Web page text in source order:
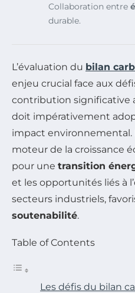
Collaboration entre
durable.
L’évaluation du bilan
enjeu crucial face aux
contribution significative
doit impérativement
impact
moteur de la croissance
pour une transition
et les opportunités liés à
secteurs industriels,
soutenabilité.
Table of Contents
Les défis du bilan